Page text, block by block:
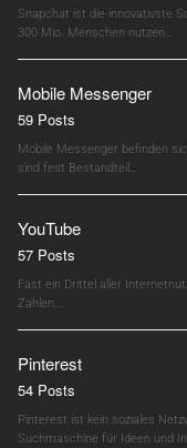
Snapchat ist die innovativste
300 Mio. Menschen nutzen…
Mobile Messenger
59 Posts
Mobile Messenger befinden
sind fest Bestandteil…
YouTube
57 Posts
Fast ein Drittel aller
Zahlen,…
Pinterest
54 Posts
Pinterest ist kein soziales
Suchmaschine für Ideen und